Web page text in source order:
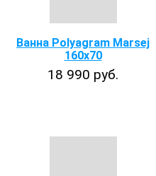
Ванна Polyagram Marsej
160x70
18 990 руб.